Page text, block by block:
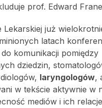
prof. Edward
Lekarskiej już
latach
do komunikacji pomiędzy
dziedzin,
laryngologów,
w tekście aktywnie w
mediów i ich